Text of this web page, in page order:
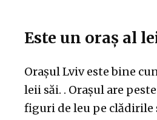
Este un oraș al
Orașul Lviv este bine
leii săi. . Orașul are
figuri de leu pe clădirile